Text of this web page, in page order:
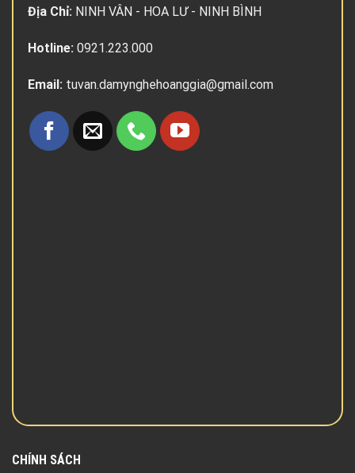
Địa Chỉ: NINH VÂN - HOA LƯ - NINH BÌNH
Hotline: 0921.223.000
Email: tuvan.damynghehoanggia@gmail.com
CHÍNH SÁCH